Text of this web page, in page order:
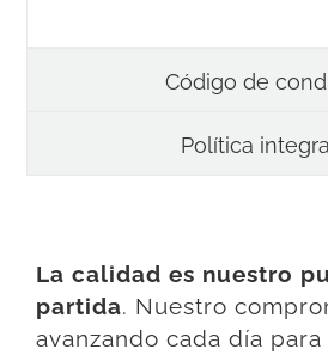
Código de
Política
La calidad es nuestro
partida. Nuestro
avanzando cada día